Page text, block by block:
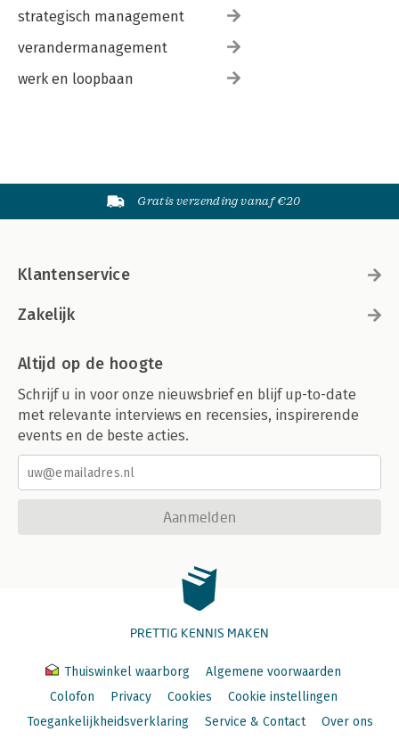
strategisch management
verandermanagement
werk en loopbaan
Gratis verzending vanaf €20
Klantenservice
Zakelijk
Altijd op de hoogte
Schrijf u in voor onze nieuwsbrief en blijf up-to-date
met relevante interviews en recensies, inspirerende
events en de beste acties.
Aanmelden
PRETTIG KENNIS MAKEN
Thuiswinkel waarborg
Algemene voorwaarden
Colofon
Privacy Cookies
Cookie instellingen
Toegankelijkheidsverklaring
Service & Contact Over ons